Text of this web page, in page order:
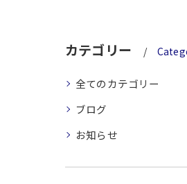
カテゴリー
全てのカテゴリー
ブログ
お知らせ